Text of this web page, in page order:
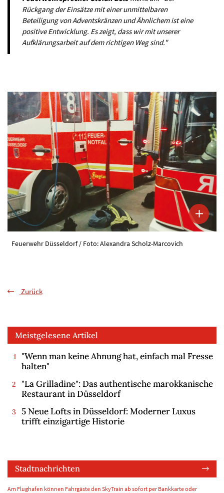
Rückgang der Einsätze mit einer unmittelbaren
Beteiligung von Adventskränzen und Ähnlichem ist eine
positive Entwicklung. Es zeigt, dass wir mit unserer
Aufklärungsarbeit auf dem richtigen Weg sind."
Feuerwehr Düsseldorf / Foto: Alexandra Scholz-Marcovich
Zurück
Meistgelesene Artikel
"Wenn man keine Ahnung hat, einfach mal Fresse
halten"
"La Grilladine": Das authentische marokkanische
Restaurant in Düsseldorf
5 Neue Lofts in Düsseldorf: Moderner Luxus
trifft einzigartige Historie
Stadtnachrichten
Am Flughafen können Fahrgäste den SkyTrain ab sofort per Bankkarte oder